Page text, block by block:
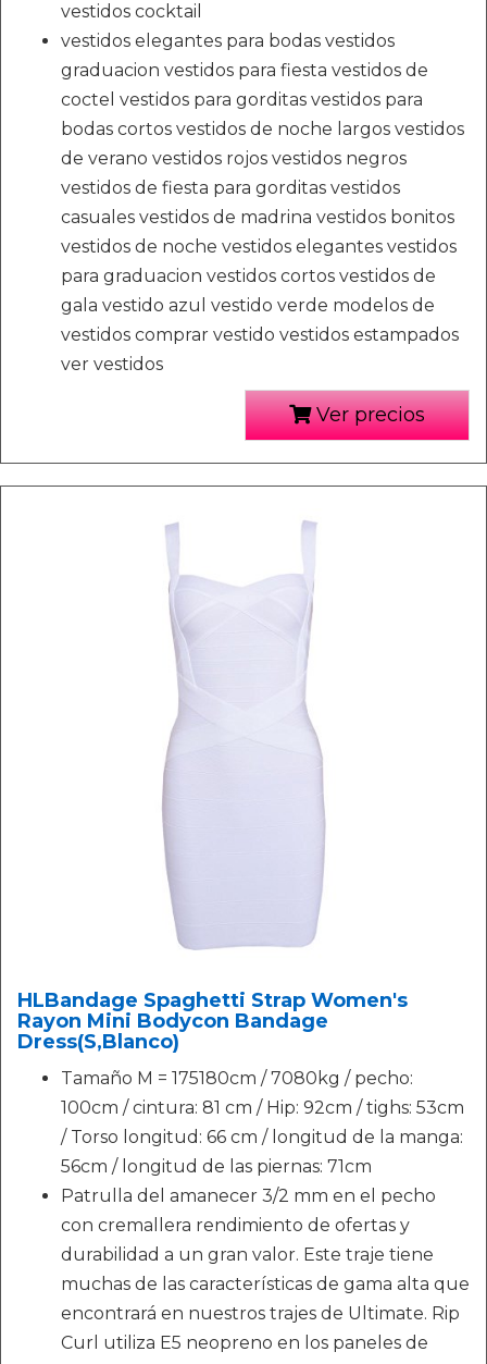
vestidos cocktail
vestidos elegantes para bodas vestidos
graduacion vestidos para fiesta vestidos de
coctel vestidos para gorditas vestidos para
bodas cortos vestidos de noche largos vestidos
de verano vestidos rojos vestidos negros
vestidos de fiesta para gorditas vestidos
casuales vestidos de madrina vestidos bonitos
vestidos de noche vestidos elegantes vestidos
para graduacion vestidos cortos vestidos de
gala vestido azul vestido verde modelos de
vestidos comprar vestido vestidos estampados
ver vestidos
Ver precios
HLBandage Spaghetti Strap Women's
Rayon Mini Bodycon Bandage
Dress(S,Blanco)
Tamaño M = 175180cm / 7080kg / pecho:
100cm / cintura: 81 cm / Hip: 92cm / tighs: 53cm
/ Torso longitud: 66 cm / longitud de la manga:
56cm / longitud de las piernas: 71cm
Patrulla del amanecer 3/2 mm en el pecho
con cremallera rendimiento de ofertas y
durabilidad a un gran valor. Este traje tiene
muchas de las características de gama alta que
encontrará en nuestros trajes de Ultimate. Rip
Curl utiliza E5 neopreno en los paneles de